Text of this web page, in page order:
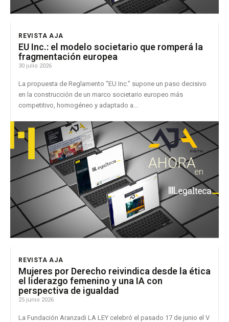
REVISTA AJA
EU Inc.: el modelo societario que romperá la
fragmentación europea
30 julio 2026
La propuesta de Reglamento “EU Inc.” supone un paso decisivo
en la construcción de un marco societario europeo más
competitivo, homogéneo y adaptado a...
REVISTA AJA
Mujeres por Derecho reivindica desde la ética
el liderazgo femenino y una IA con
perspectiva de igualdad
25 junio 2026
La Fundación Aranzadi LA LEY celebró el pasado 17 de junio el V